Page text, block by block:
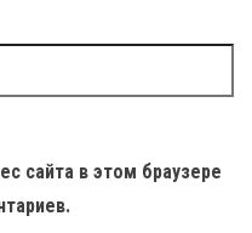
сайта в этом браузере